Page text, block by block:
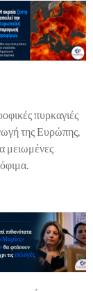
πυρκαγιές
της Ευρώπης,
μειωμένες